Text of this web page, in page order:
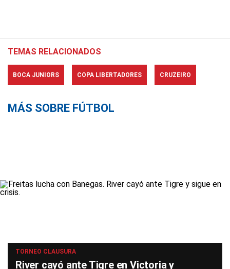
TEMAS RELACIONADOS
BOCA JUNIORS COPA LIBERTADORES CRUZEIRO
MÁS SOBRE FÚTBOL
TORNEO CLAUSURA
River cayó ante Tigre en Victoria y